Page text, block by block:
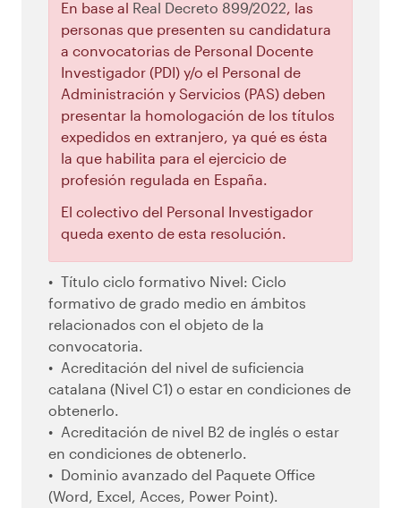
En base al Real Decreto 899/2022, las
personas que presenten su candidatura
a convocatorias de Personal Docente
Investigador (PDI) y/o el Personal de
Administración y Servicios (PAS) deben
presentar la homologación de los títulos
expedidos en extranjero, ya qué es ésta
la que habilita para el ejercicio de
profesión regulada en España.
El colectivo del Personal Investigador
queda exento de esta resolución.
Título ciclo formativo Nivel: Ciclo
formativo de grado medio en ámbitos
relacionados con el objeto de la
convocatoria.
Acreditación del nivel de suficiencia
catalana (Nivel C1) o estar en condiciones de
obtenerlo.
Acreditación de nivel B2 de inglés o estar
en condiciones de obtenerlo.
Dominio avanzado del Paquete Office
(Word, Excel, Acces, Power Point).